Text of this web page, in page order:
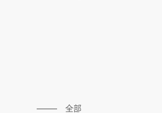
全部